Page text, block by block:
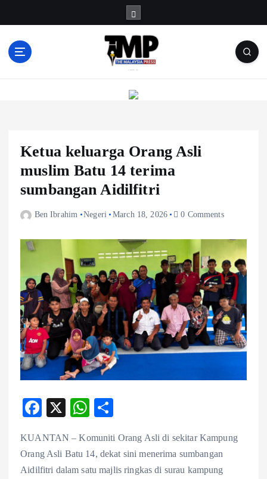
Ketua keluarga Orang Asli
muslim Batu 14 terima
sumbangan Aidilfitri
Ben Ibrahim Negeri March 18, 2026 0 Comments
F
eb
o
X
W
ts
A
re
KUANTAN – Komuniti Orang Asli di sekitar Kampung
Orang Asli Batu 14, dekat sini menerima sumbangan
Aidilfitri dalam satu majlis ringkas di surau kampung